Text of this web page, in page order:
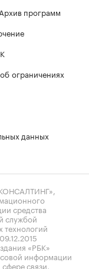
Архив программ
ограничениях
данных
средства
службой
технологий
«РБК»
информации
связи,